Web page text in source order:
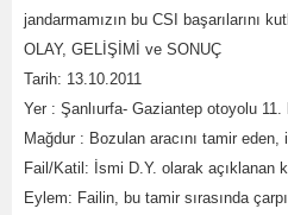
jandarmamızın bu CSI başarılarını
OLAY, GELİŞİMİ ve SONUÇ
Tarih: 13.10.2011
Yer : Şanlıurfa- Gaziantep otoyolu 11.
Mağdur : Bozulan aracını tamir
Fail/Katil: İsmi D.Y. olarak açıklanan
Eylem: Failin, bu tamir sırasında